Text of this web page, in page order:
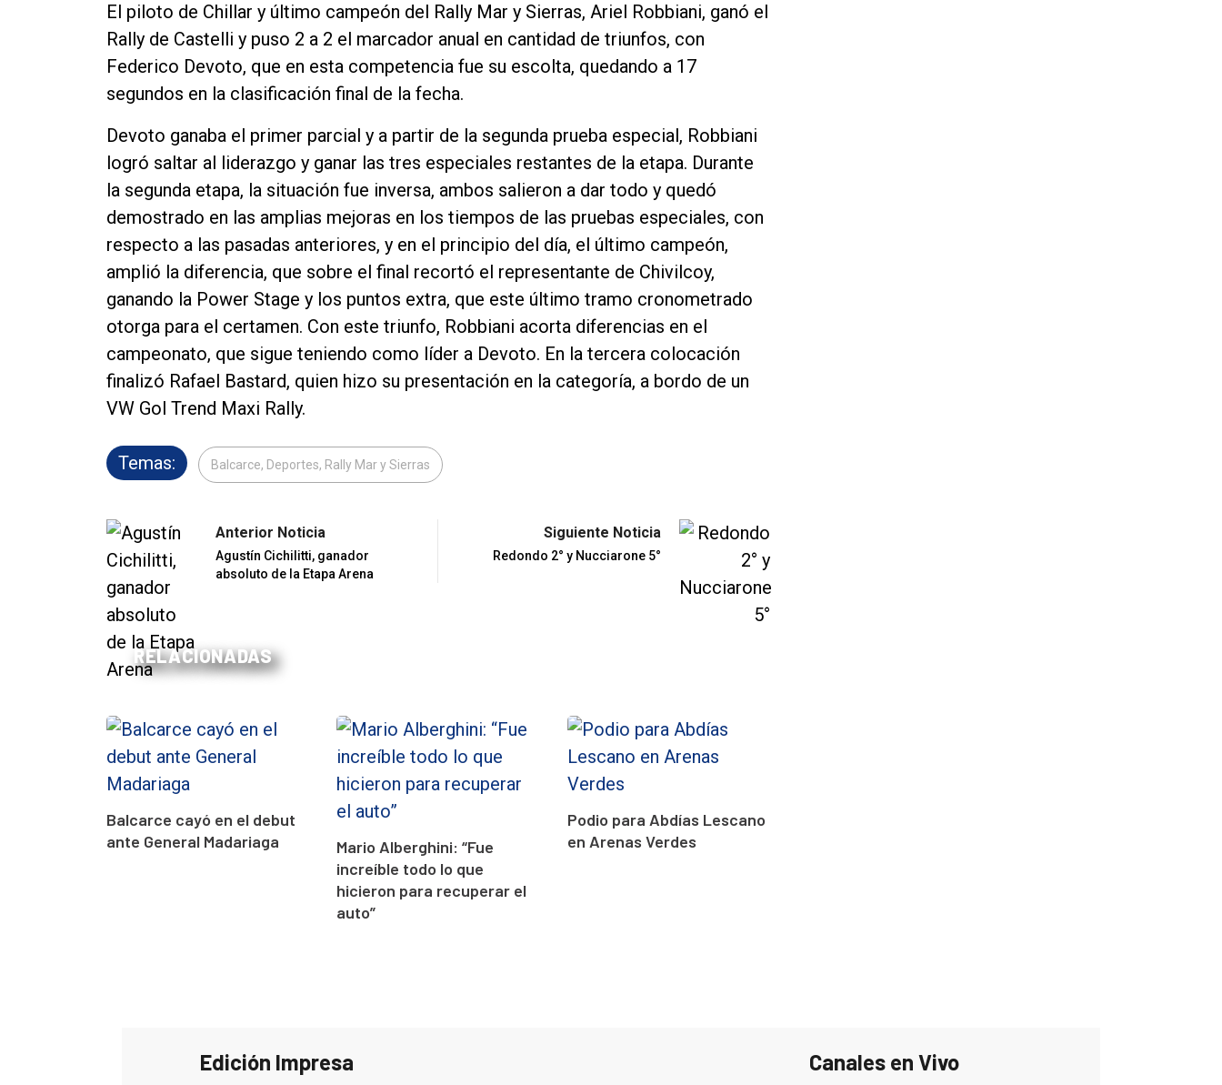
El piloto de Chillar y último campeón del Rally Mar y Sierras, Ariel Robbiani, ganó el
Rally de Castelli y puso 2 a 2 el marcador anual en cantidad de triunfos, con
Federico Devoto, que en esta competencia fue su escolta, quedando a 17
segundos en la clasificación final de la fecha.
Devoto ganaba el primer parcial y a partir de la segunda prueba especial, Robbiani
logró saltar al liderazgo y ganar las tres especiales restantes de la etapa. Durante
la segunda etapa, la situación fue inversa, ambos salieron a dar todo y quedó
demostrado en las amplias mejoras en los tiempos de las pruebas especiales, con
respecto a las pasadas anteriores, y en el principio del día, el último campeón,
amplió la diferencia, que sobre el final recortó el representante de Chivilcoy,
ganando la Power Stage y los puntos extra, que este último tramo cronometrado
otorga para el certamen. Con este triunfo, Robbiani acorta diferencias en el
campeonato, que sigue teniendo como líder a Devoto. En la tercera colocación
finalizó Rafael Bastard, quien hizo su presentación en la categoría, a bordo de un
VW Gol Trend Maxi Rally.
Temas: Balcarce, Deportes, Rally Mar y Sierras
Anterior Noticia
Agustín Cichilitti, ganador
absoluto de la Etapa Arena
Siguiente Noticia
Redondo 2° y Nucciarone 5°
RELACIONADAS
Balcarce cayó en el debut
ante General Madariaga
Mario Alberghini: “Fue
increíble todo lo que
hicieron para recuperar el
auto”
Podio para Abdías Lescano
en Arenas Verdes
Edición Impresa Canales en Vivo